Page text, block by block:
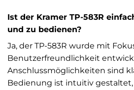
Ist der Kramer TP-583R
und zu bedienen?
Ja, der TP-583R wurde mit
Benutzerfreundlichkeit
Anschlussmöglichkeiten sind
Bedienung ist intuitiv gestaltet,